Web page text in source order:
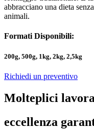
abbracciano una dieta
animali.
Formati Disponibili:
200g, 500g, 1kg, 2kg, 2,5kg
Richiedi un preventivo
Molteplici
eccellenza